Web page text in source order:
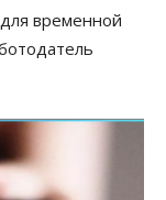
временной